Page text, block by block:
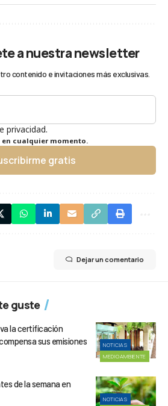
a nuestra newsletter
contenido e invitaciones más exclusivas.
privacidad.
en cualquier momento.
gratis
Dejar un comentario
guste
NOTICIAS
MEDIOAMBIENTE
la certificación
sus emisiones
NOTICIAS
de la semana en